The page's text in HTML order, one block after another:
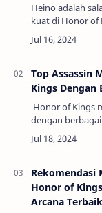
Heino adalah
kuat di Honor of
serangannya
menghabisi
Top Assassin
Kings Dengan
Honor of Kings
dengan
menonjol adalah
mematikan yang
Rekomendasi
Honor of
Arcana